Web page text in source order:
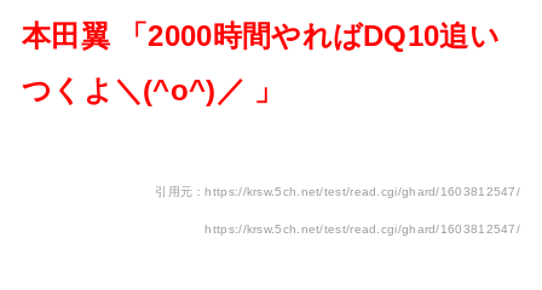
本田翼 「2000時間やればDQ10追い
つくよ＼(^o^)／ 」
引用元：https://krsw.5ch.net/test/read.cgi/ghard/1603812547/
https://krsw.5ch.net/test/read.cgi/ghard/1603812547/